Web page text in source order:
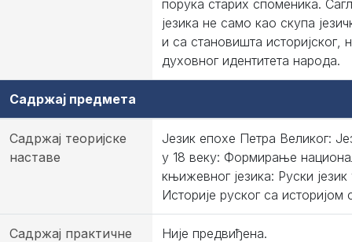
порука старих споменика.
језика не само као скупа
и са становишта историјског,
духовног идентитета народа.
Садржај предмета
Садржај теоријске
наставе
Језик епохе Петра Великог:
у 18 веку: Формирање
књижевног језика: Руски
Историје руског са историјом
Садржај практичне
Није предвиђена.